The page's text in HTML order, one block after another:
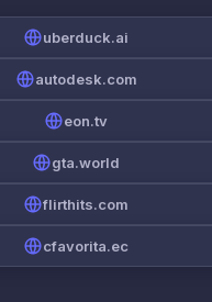
uberduck.ai
autodesk.com
eon.tv
gta.world
flirthits.com
cfavorita.ec